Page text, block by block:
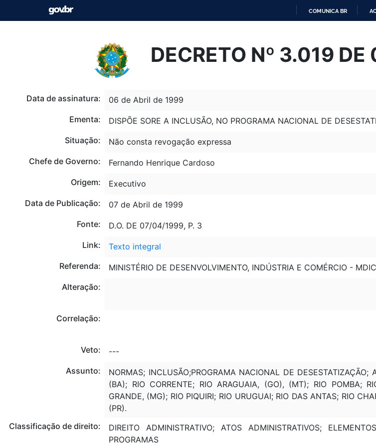
CONTEÚDO
COMUNICA BR
DECRETO Nº 3.019
Data de assinatura:
06 de Abril de 1999
Ementa:
DISPÕE SORE A INCLUSÃO, NO PROGRAMA NACIONAL DE
Situação:
Não consta revogação expressa
Chefe de Governo:
Fernando Henrique Cardoso
Origem:
Executivo
Data de Publicação:
07 de Abril de 1999
Fonte:
D.O. DE 07/04/1999, P. 3
Link:
Texto integral
Referenda:
MINISTÉRIO DE DESENVOLVIMENTO, INDÚSTRIA E COMÉRCIO -
Alteração:
Correlação:
Veto:
---
Assunto:
NORMAS; INCLUSÃO;PROGRAMA NACIONAL DE DESESTATIZAÇÃO;
(BA); RIO CORRENTE; RIO ARAGUAIA, (GO), (MT); RIO POMBA;
GRANDE, (MG); RIO PIQUIRI; RIO URUGUAI; RIO DAS ANTAS; RIO
(PR).
Classificação de direito:
DIREITO ADMINISTRATIVO; ATOS ADMINISTRATIVOS;
PROGRAMAS